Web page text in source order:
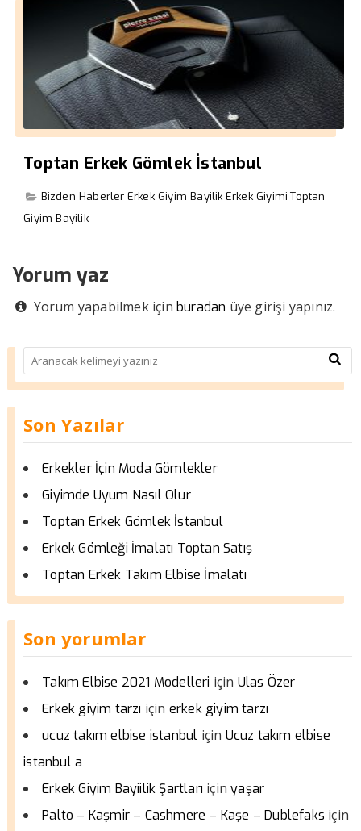
Toptan Erkek Gömlek İstanbul
Bizden Haberler Erkek Giyim Bayilik Erkek Giyimi Toptan
Giyim Bayilik
Yorum yaz
Yorum yapabilmek için buradan üye girişi yapınız.
Son Yazılar
Erkekler İçin Moda Gömlekler
Giyimde Uyum Nasıl Olur
Toptan Erkek Gömlek İstanbul
Erkek Gömleği İmalatı Toptan Satış
Toptan Erkek Takım Elbise İmalatı
Son yorumlar
Takım Elbise 2021 Modelleri için Ulas Özer
Erkek giyim tarzı için erkek giyim tarzı
ucuz takım elbise istanbul için Ucuz takım elbise
istanbul a
Erkek Giyim Bayiilik Şartları içinyaşar
Palto – Kaşmir – Cashmere – Kaşe – Dublefaks için